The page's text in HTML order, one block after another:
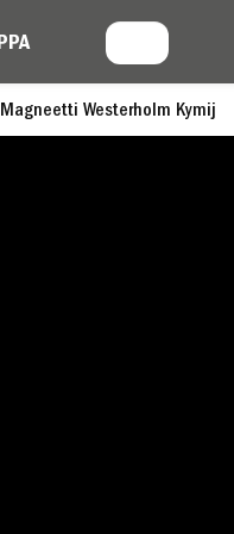
Magneetti Westerholm